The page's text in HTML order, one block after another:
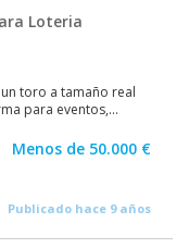
Loteria
toro a tamaño real
para eventos,...
Menos de 50.000 €
Publicado hace 9 años